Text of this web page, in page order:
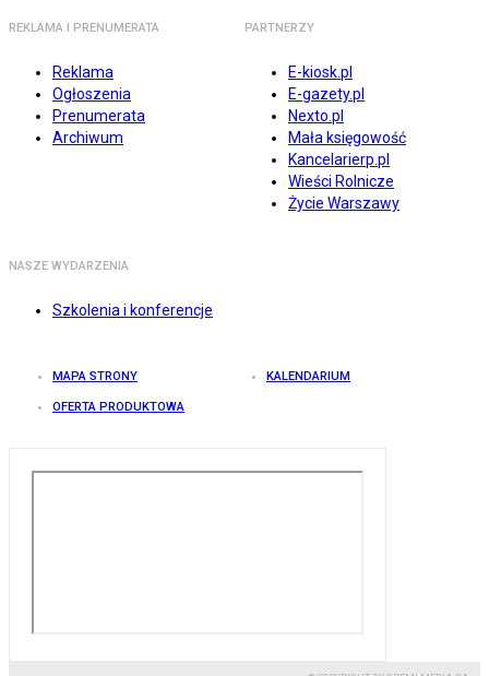
REKLAMA I PRENUMERATA
Reklama
Ogłoszenia
Prenumerata
Archiwum
PARTNERZY
E-kiosk.pl
E-gazety.pl
Nexto.pl
Mała księgowość
Kancelarierp.pl
Wieści Rolnicze
Życie Warszawy
NASZE WYDARZENIA
Szkolenia i konferencje
MAPA STRONY KALENDARIUM
OFERTA PRODUKTOWA